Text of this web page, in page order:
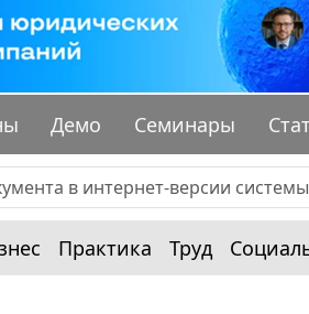
Демо Семинары
Практика Труд